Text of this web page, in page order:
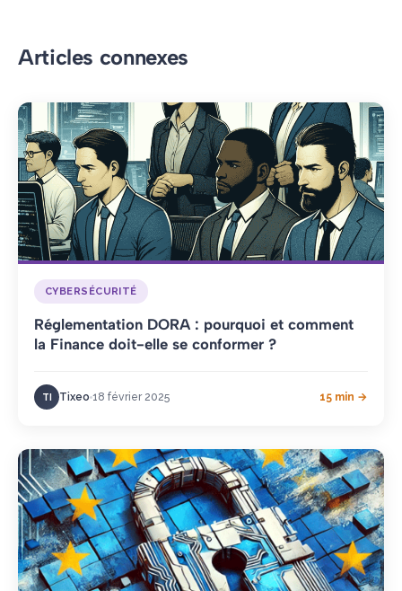
Articles connexes
CYBERSÉCURITÉ
Réglementation DORA : pourquoi et comment
la Finance doit-elle se conformer ?
TI Tixeo 18 février 2025 15 min →